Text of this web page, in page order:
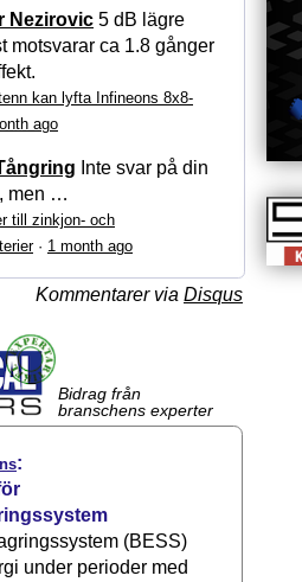
Nezirovic 5 dB lägre
motsvarar ca 1.8 gånger
kan lyfta Infineons 8x8-
ago
Inte svar på din
men …
till zinkjon- och
· 1 month ago
Kommentarer via Disqus
Bidrag från
branschens experter
:
(BESS)
under perioder med